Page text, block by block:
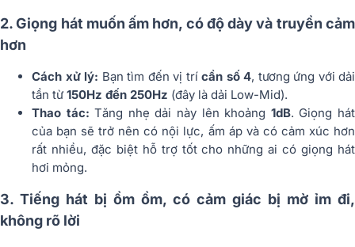
2. Giọng hát muốn ấm hơn, có độ dày và truyền cảm
hơn
Cách xử lý: Bạn tìm đến vị trí cần số 4, tương ứng với dải
tần từ 150Hz đến 250Hz (đây là dải Low-Mid).
Thao tác: Tăng nhẹ dải này lên khoảng 1dB. Giọng hát
của bạn sẽ trở nên có nội lực, ấm áp và có cảm xúc hơn
rất nhiều, đặc biệt hỗ trợ tốt cho những ai có giọng hát
hơi mỏng.
3. Tiếng hát bị ồm ồm, có cảm giác bị mờ ỉm đi,
không rõ lời